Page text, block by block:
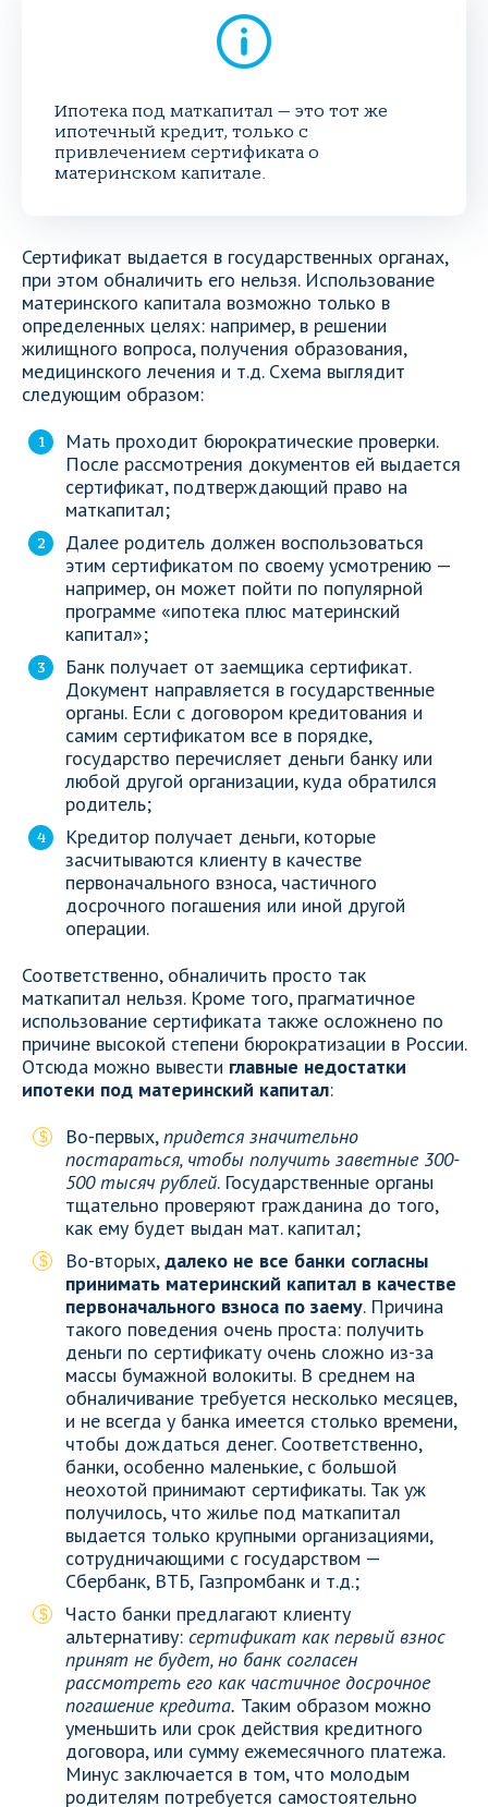
Ипотека под маткапитал — это тот же
ипотечный кредит, только с
привлечением сертификата о
материнском капитале.
Сертификат выдается в государственных органах,
при этом обналичить его нельзя. Использование
материнского капитала возможно только в
определенных целях: например, в решении
жилищного вопроса, получения образования,
медицинского лечения и т.д. Схема выглядит
следующим образом:
Мать проходит бюрократические проверки.
После рассмотрения документов ей выдается
сертификат, подтверждающий право на
маткапитал;
Далее родитель должен воспользоваться
этим сертификатом по своему усмотрению —
например, он может пойти по популярной
программе «ипотека плюс материнский
капитал»;
Банк получает от заемщика сертификат.
Документ направляется в государственные
органы. Если с договором кредитования и
самим сертификатом все в порядке,
государство перечисляет деньги банку или
любой другой организации, куда обратился
родитель;
Кредитор получает деньги, которые
засчитываются клиенту в качестве
первоначального взноса, частичного
досрочного погашения или иной другой
операции.
Соответственно, обналичить просто так
маткапитал нельзя. Кроме того, прагматичное
использование сертификата также осложнено по
причине высокой степени бюрократизации в России.
Отсюда можно вывести главные недостатки
ипотеки под материнский капитал:
Во-первых,придется значительно
постараться, чтобы получить заветные 300-
500 тысяч рублей. Государственные органы
тщательно проверяют гражданина до того,
как ему будет выдан мат. капитал;
Во-вторых,далеко не все банки согласны
принимать материнский капитал в качестве
первоначального взноса по заему. Причина
такого поведения очень проста: получить
деньги по сертификату очень сложно из-за
массы бумажной волокиты. В среднем на
обналичивание требуется несколько месяцев,
и не всегда у банка имеется столько времени,
чтобы дождаться денег. Соответственно,
банки, особенно маленькие, с большой
неохотой принимают сертификаты. Так уж
получилось, что жилье под маткапитал
выдается только крупными организациями,
сотрудничающими с государством —
Сбербанк, ВТБ, Газпромбанк и т.д.;
Часто банки предлагают клиенту
альтернативу: сертификат как первый взнос
принят не будет, но банк согласен
рассмотреть его как частичное досрочное
погашение кредита. Таким образом можно
уменьшить или срок действия кредитного
договора, или сумму ежемесячного платежа.
Минус заключается в том, что молодым
родителям потребуется самостоятельно